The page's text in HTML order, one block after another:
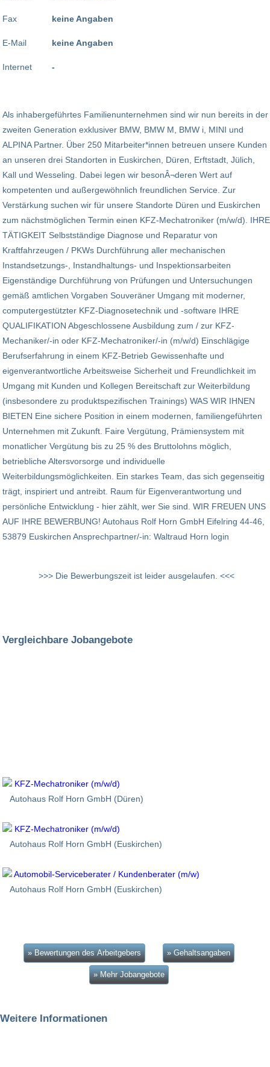
Fax
E-Mail
Internet
keine Angaben
keine Angaben
-
Als inhabergeführtes Familienunternehmen sind wir nun bereits in der
zweiten Generation exklusiver BMW, BMW M, BMW i, MINI und
ALPINA Partner. Über 250 Mitarbeiter*innen betreuen unsere Kunden
an unseren drei Standorten in Euskirchen, Düren, Erftstadt, Jülich,
Kall und Wesseling. Dabei legen wir besonÂ¬deren Wert auf
kompetenten und außergewöhnlich freundlichen Service. Zur
Verstärkung suchen wir für unsere Standorte Düren und Euskirchen
zum nächstmöglichen Termin einen KFZ-Mechatroniker (m/w/d). IHRE
TÄTIGKEIT Selbstständige Diagnose und Reparatur von
Kraftfahrzeugen / PKWs Durchführung aller mechanischen
Instandsetzungs-, Instandhaltungs- und Inspektionsarbeiten
Eigenständige Durchführung von Prüfungen und Untersuchungen
gemäß amtlichen Vorgaben Souveräner Umgang mit moderner,
computergestützter KFZ-Diagnosetechnik und -software IHRE
QUALIFIKATION Abgeschlossene Ausbildung zum / zur KFZ-
Mechaniker/-in oder KFZ-Mechatroniker/-in (m/w/d) Einschlägige
Berufserfahrung in einem KFZ-Betrieb Gewissenhafte und
eigenverantwortliche Arbeitsweise Sicherheit und Freundlichkeit im
Umgang mit Kunden und Kollegen Bereitschaft zur Weiterbildung
(insbesondere zu produktspezifischen Trainings) WAS WIR IHNEN
BIETEN Eine sichere Position in einem modernen, familiengeführten
Unternehmen mit Zukunft. Faire Vergütung, Prämiensystem mit
monatlicher Vergütung bis zu 25 % des Bruttolohns möglich,
betriebliche Altersvorsorge und individuelle
Weiterbildungsmöglichkeiten. Ein starkes Team, das sich gegenseitig
trägt, inspiriert und antreibt. Raum für Eigenverantwortung und
persönliche Entwicklung - hier zählt, wer Sie sind. WIR FREUEN UNS
AUF IHRE BEWERBUNG! Autohaus Rolf Horn GmbH Eifelring 44-46,
53879 Euskirchen Ansprechpartner/-in: Waltraud Horn login
>>> Die Bewerbungszeit ist leider ausgelaufen. <<<
Vergleichbare Jobangebote
KFZ-Mechatroniker (m/w/d)
Autohaus Rolf Horn GmbH (Düren)
KFZ-Mechatroniker (m/w/d)
Autohaus Rolf Horn GmbH (Euskirchen)
Automobil-Serviceberater / Kundenberater (m/w)
Autohaus Rolf Horn GmbH (Euskirchen)
» Bewertungen des Arbeitgebers » Gehaltsangaben
» Mehr Jobangebote
Weitere Informationen